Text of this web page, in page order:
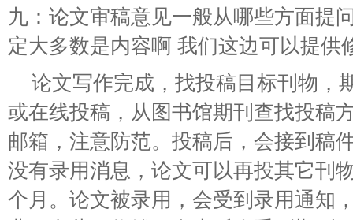
九：论文审稿意见一般从哪些方面提
定大多数是内容啊 我们这边可以提供
论文写作完成，找投稿目标刊物，
或在线投稿，从图书馆期刊查找投稿
邮箱，注意防范。投稿后，会接到稿
没有录用消息，论文可以再投其它刊
个月。论文被录用，会受到录用通知